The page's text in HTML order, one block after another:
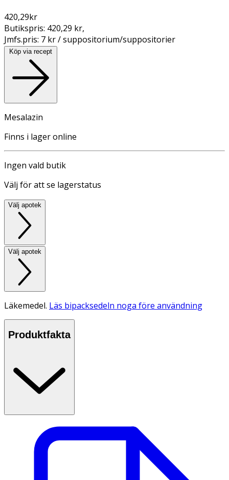
420,29kr
Butikspris: 420,29 kr,
Jmfs.pris: 7 kr / suppositorium/suppositorier
Köp via recept
Mesalazin
Finns i lager online
Ingen vald butik
Välj för att se lagerstatus
Välj apotek
Välj apotek
Läkemedel. Läs bipacksedeln noga före användning
Produktfakta